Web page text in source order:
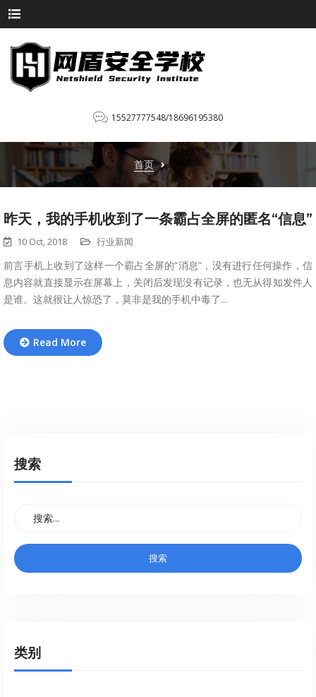
15527777548/18696195380
首页
昨天，我的手机收到了一条霸占全屏的匿名“信息”
10 Oct, 2018 行业新闻
前言手机上收到了这样一个霸占全屏的“消息”，没有进行任何操作，信
息内容就直接显示在屏幕上，关闭后发现没有记录，也无从得知发件人
是谁。这就很让人惊恐了，莫非是我的手机中毒了...
Read More
搜索
类别